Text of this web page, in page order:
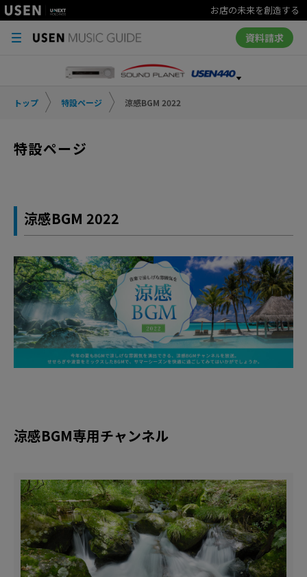
お店の未来を創造する
資料請求
トップ 特設ページ 涼感BGM 2022
特設ページ
涼感BGM 2022
涼感BGM専用チャンネル